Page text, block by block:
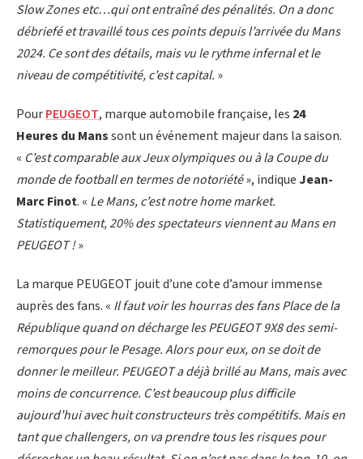
Slow Zones etc…qui ont entraîné des pénalités. On a donc
débriefé et travaillé tous ces points depuis l’arrivée du Mans
2024. Ce sont des détails, mais vu le rythme infernal et le
niveau de compétitivité, c’est capital. »
PourPEUGEOT, marque automobile française, les 24
Heures du Manssont un événement majeur dans la saison.
« C’est comparable aux Jeux olympiques ou à la Coupe du
monde de football en termes de notoriété», indique Jean-
Marc Finot. « Le Mans, c’est notre home market.
Statistiquement, 20% des spectateurs viennent au Mans en
PEUGEOT !»
La marque PEUGEOT jouit d’une cote d’amour immense
auprès des fans. « Il faut voir les hourras des fans Place de la
République quand on décharge les PEUGEOT 9X8 des semi-
remorques pour le Pesage. Alors pour eux, on se doit de
donner le meilleur. PEUGEOT a déjà brillé au Mans, mais avec
moins de concurrence. C’est beaucoup plus difficile
aujourd’hui avec huit constructeurs très compétitifs. Mais en
tant que challengers, on va prendre tous les risques pour